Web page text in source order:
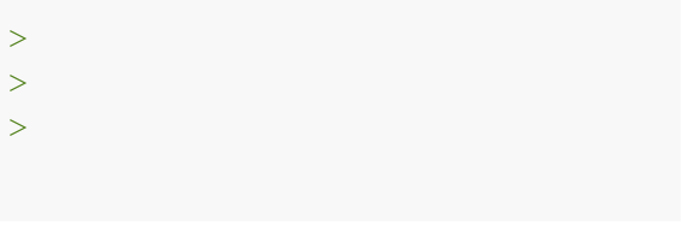
＞
＞
＞